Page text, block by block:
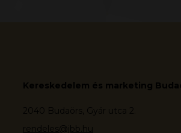
Kereskedelem és marketing
2040 Budaörs, Gyár utca 2.
rendeles@jbb.hu